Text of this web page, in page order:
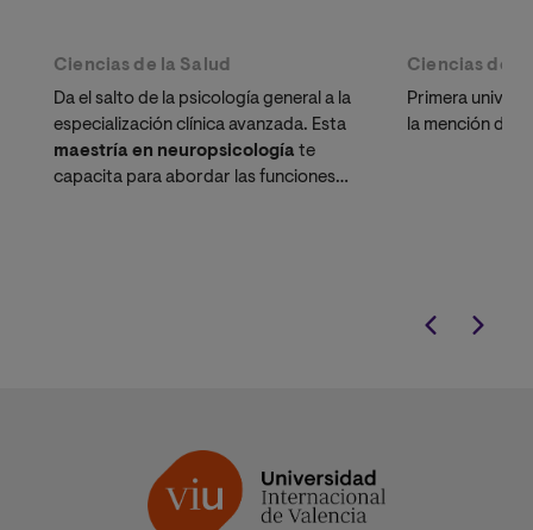
Ciencias de la Salud
Da el salto de la psicología general a la
especialización clínica avanzada. Esta
maestría en neuropsicología te
capacita para abordar las funciones
Ciencias de
Primera
la mención de